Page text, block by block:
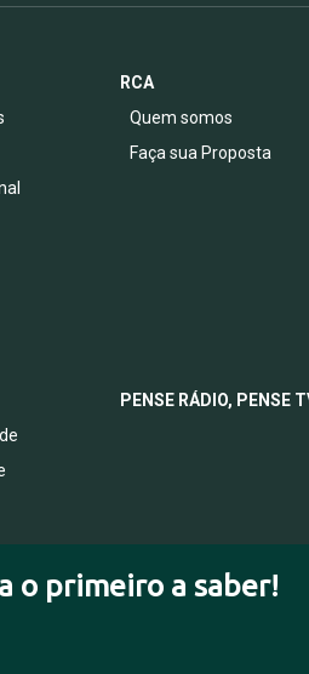
o primeiro a saber!
RCA
Quem somos
Faça sua Proposta
PENSE RÁDIO, PENSE